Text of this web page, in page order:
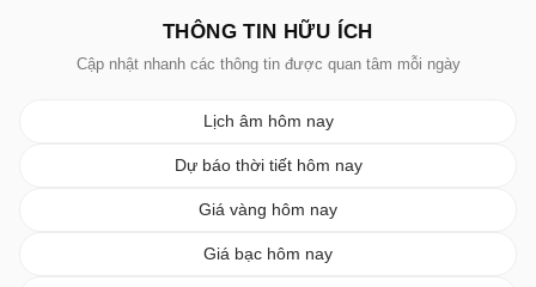
THÔNG TIN HỮU ÍCH
Cập nhật nhanh các thông tin được quan tâm mỗi ngày
Lịch âm hôm nay
Dự báo thời tiết hôm nay
Giá vàng hôm nay
Giá bạc hôm nay